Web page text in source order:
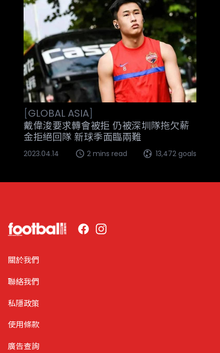
[GLOBAL ASIA]
戴偉浚要求轉會被拒 仍被深圳隊拖欠薪
金拒絕回隊 新球季面臨兩難
2023.04.14 2 mins read 13,472 goals
FacebookInstagram
關於我們
聯絡我們
私隱政策
使用條款
廣告查詢